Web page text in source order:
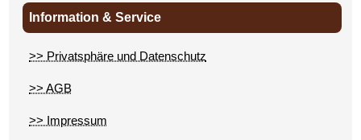
Information & Service
>> Privatsphäre und Datenschutz
>> AGB
>> Impressum